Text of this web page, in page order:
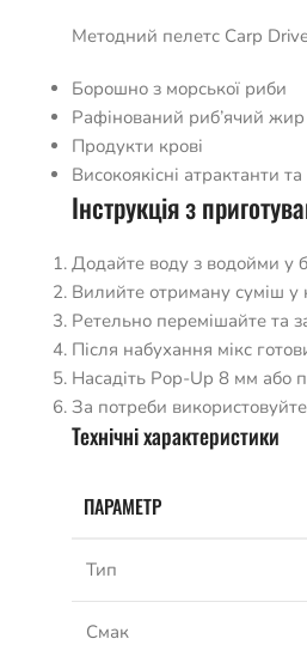
Методний пелетс Carp
Борошно з морської риби
Рафінований риб’ячий жир
Продукти крові
Високоякісні атрактанти
Інструкція з
Додайте воду з водойми у
Вилийте отриману суміш у
Ретельно перемішайте та
Після набухання мікс
Насадіть Pop-Up 8 мм або
За потреби
Технічні характеристики
ПАРАМЕТР
Тип
Смак